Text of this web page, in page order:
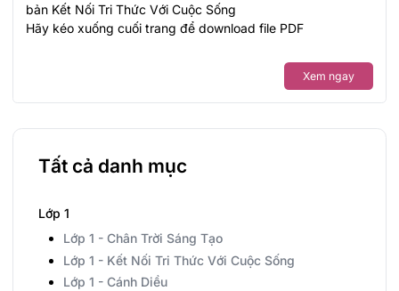
bản Kết Nối Tri Thức Với Cuộc Sống
Hãy kéo xuống cuối trang để download file PDF
Xem ngay
Tất cả danh mục
Lớp 1
Lớp 1 - Chân Trời Sáng Tạo
Lớp 1 - Kết Nối Tri Thức Với Cuộc Sống
Lớp 1 - Cánh Diều